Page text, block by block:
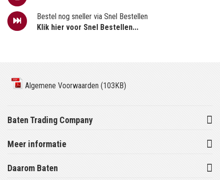
Bestel nog sneller via Snel Bestellen
Klik hier voor Snel Bestellen...
Algemene Voorwaarden (103KB)
Baten Trading Company
Meer informatie
Daarom Baten